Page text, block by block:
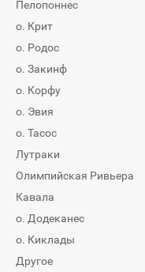
Пелопоннес
о. Крит
о. Родос
о. Закинф
о. Корфу
о. Эвия
о. Тасос
Лутраки
Олимпийская Ривьера
Кавала
о. Додеканес
о. Киклады
Другое